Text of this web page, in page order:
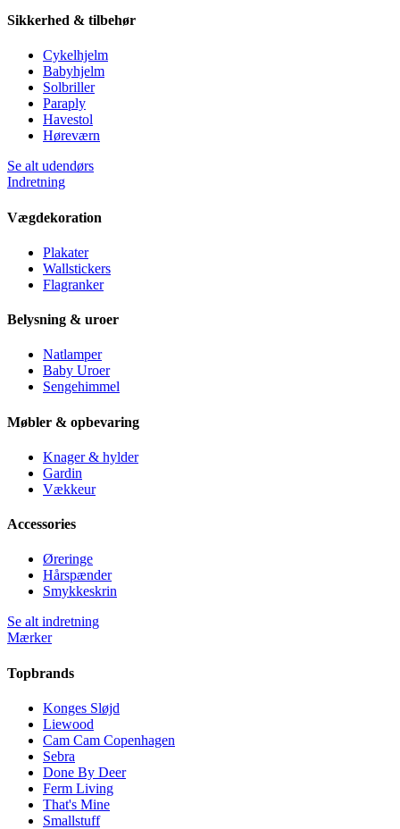
Sikkerhed & tilbehør
Cykelhjelm
Babyhjelm
Solbriller
Paraply
Havestol
Høreværn
Se alt udendørs
Indretning
Vægdekoration
Plakater
Wallstickers
Flagranker
Belysning & uroer
Natlamper
Baby Uroer
Sengehimmel
Møbler & opbevaring
Knager & hylder
Gardin
Vækkeur
Accessories
Øreringe
Hårspænder
Smykkeskrin
Se alt indretning
Mærker
Topbrands
Konges Sløjd
Liewood
Cam Cam Copenhagen
Sebra
Done By Deer
Ferm Living
That's Mine
Smallstuff